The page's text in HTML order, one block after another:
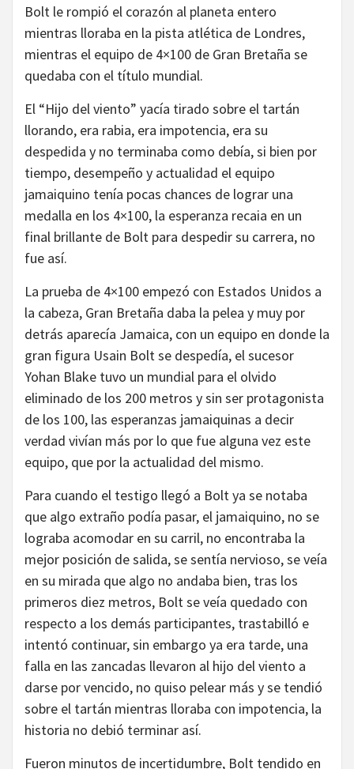
Bolt le rompió el corazón al planeta entero
mientras lloraba en la pista atlética de Londres,
mientras el equipo de 4×100 de Gran Bretaña se
quedaba con el título mundial.
El “Hijo del viento” yacía tirado sobre el tartán
llorando, era rabia, era impotencia, era su
despedida y no terminaba como debía, si bien por
tiempo, desempeño y actualidad el equipo
jamaiquino tenía pocas chances de lograr una
medalla en los 4×100, la esperanza recaia en un
final brillante de Bolt para despedir su carrera, no
fue así.
La prueba de 4×100 empezó con Estados Unidos a
la cabeza, Gran Bretaña daba la pelea y muy por
detrás aparecía Jamaica, con un equipo en donde la
gran figura Usain Bolt se despedía, el sucesor
Yohan Blake tuvo un mundial para el olvido
eliminado de los 200 metros y sin ser protagonista
de los 100, las esperanzas jamaiquinas a decir
verdad vivían más por lo que fue alguna vez este
equipo, que por la actualidad del mismo.
Para cuando el testigo llegó a Bolt ya se notaba
que algo extraño podía pasar, el jamaiquino, no se
lograba acomodar en su carril, no encontraba la
mejor posición de salida, se sentía nervioso, se veía
en su mirada que algo no andaba bien, tras los
primeros diez metros, Bolt se veía quedado con
respecto a los demás participantes, trastabilló e
intentó continuar, sin embargo ya era tarde, una
falla en las zancadas llevaron al hijo del viento a
darse por vencido, no quiso pelear más y se tendió
sobre el tartán mientras lloraba con impotencia, la
historia no debió terminar así.
Fueron minutos de incertidumbre, Bolt tendido en